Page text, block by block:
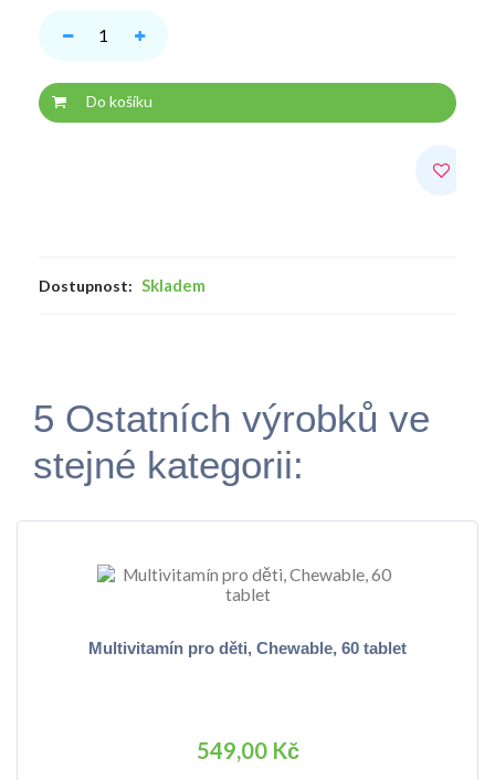
Do košíku
Dostupnost: Skladem
5 Ostatních výrobků ve
stejné kategorii:
Multivitamín pro děti, Chewable, 60 tablet
549,00 Kč